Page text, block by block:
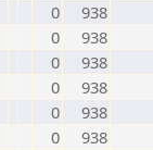
0
938
0
938
0
938
0
938
0
938
0
938